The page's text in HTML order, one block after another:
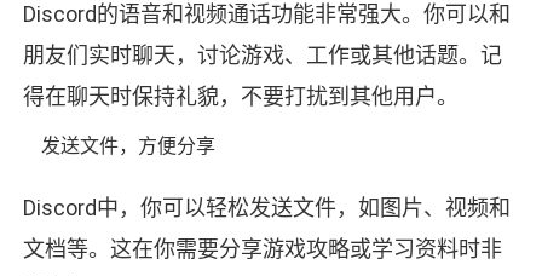
Discord的语音和视频通话功能非常强大。你可以和
朋友们实时聊天，讨论游戏、工作或其他话题。记
得在聊天时保持礼貌，不要打扰到其他用户。
发送文件，方便分享
Discord中，你可以轻松发送文件，如图片、视频和
文档等。这在你需要分享游戏攻略或学习资料时非